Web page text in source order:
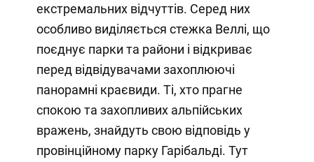
екстремальних відчуттів. Серед них
особливо виділяється стежка Веллі, що
поєднує парки та райони і відкриває
перед відвідувачами захоплюючі
панорамні краєвиди. Ті, хто прагне
спокою та захопливих альпійських
вражень, знайдуть свою відповідь у
провінційному парку Гарібальді. Тут